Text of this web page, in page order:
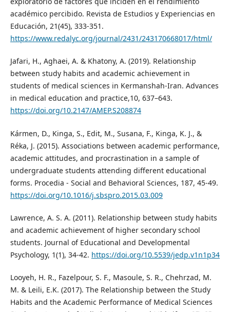
académico percibido. Revista de Estudios y Experiencias en
Educación, 21(45), 333-351.
https://www.redalyc.org/journal/2431/243170668017/html/
Jafari, H., Aghaei, A. & Khatony, A. (2019). Relationship
between study habits and academic achievement in
students of medical sciences in Kermanshah-Iran. Advances
in medical education and practice,10, 637–643.
https://doi.org/10.2147/AMEP.S208874
Kármen, D., Kinga, S., Edit, M., Susana, F., Kinga, K. J., &
Réka, J. (2015). Associations between academic performance,
academic attitudes, and procrastination in a sample of
undergraduate students attending different educational
forms. Procedia - Social and Behavioral Sciences, 187, 45-49.
https://doi.org/10.1016/j.sbspro.2015.03.009
Lawrence, A. S. A. (2011). Relationship between study habits
and academic achievement of higher secondary school
students. Journal of Educational and Developmental
Psychology, 1(1), 34-42. https://doi.org/10.5539/jedp.v1n1p34
Looyeh, H. R., Fazelpour, S. F., Masoule, S. R., Chehrzad, M.
M. & Leili, E.K. (2017). The Relationship between the Study
Habits and the Academic Performance of Medical Sciences